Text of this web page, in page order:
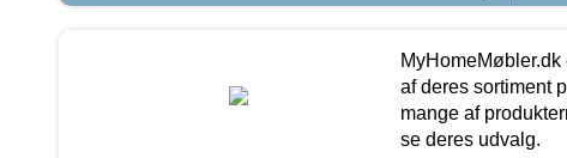
af deres sortiment
mange af
se deres udvalg.